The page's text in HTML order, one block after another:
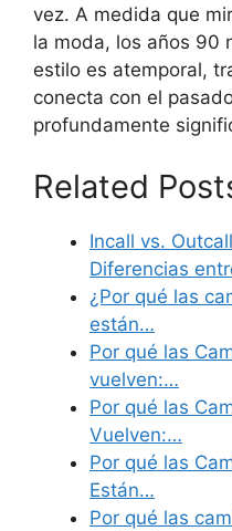
vez. A medida que
la moda, los años 90
estilo es atemporal,
conecta con el
profundamente
Related
Incall vs.
Diferencias
¿Por qué las
están…
Por qué las
vuelven:…
Por qué las
Vuelven:…
Por qué las
Están…
Por qué las